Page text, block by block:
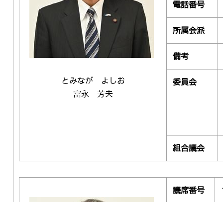
とみなが よしお
富永 芳夫
電話番号
所属会派
備考
委員会
組合議会
議席番号